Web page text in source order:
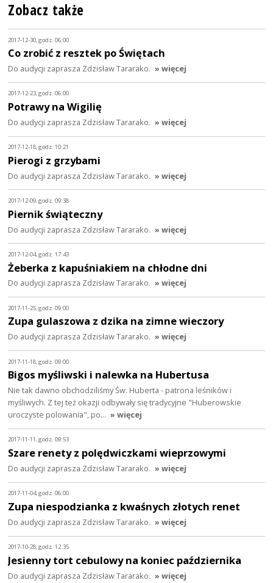
Zobacz także
2017-12-30, godz. 06:00
Co zrobić z resztek po Świętach
Do audycji zaprasza Zdzisław Tararako. » więcej
2017-12-23, godz. 06:00
Potrawy na Wigilię
Do audycji zaprasza Zdzisław Tararako. » więcej
2017-12-18, godz. 10:21
Pierogi z grzybami
Do audycji zaprasza Zdzisław Tararako. » więcej
2017-12-09, godz. 09:38
Piernik świąteczny
Do audycji zaprasza Zdzisław Tararako. » więcej
2017-12-04, godz. 17:43
Żeberka z kapuśniakiem na chłodne dni
Do audycji zaprasza Zdzisław Tararako. » więcej
2017-11-25, godz. 09:00
Zupa gulaszowa z dzika na zimne wieczory
Do audycji zaprasza Zdzisław Tararako. » więcej
2017-11-18, godz. 09:00
Bigos myśliwski i nalewka na Hubertusa
Nie tak dawno obchodziliśmy Św. Huberta - patrona leśników i
myśliwych. Z tej też okazji odbywały się tradycyjne "Huberowskie
uroczyste polowania", po… » więcej
2017-11-11, godz. 09:53
Szare renety z polędwiczkami wieprzowymi
Do audycji zaprasza Zdzisław Tararako. » więcej
2017-11-04, godz. 06:00
Zupa niespodzianka z kwaśnych złotych renet
Do audycji zaprasza Zdzisław Tararako. » więcej
2017-10-28, godz. 12:35
Jesienny tort cebulowy na koniec października
Do audycji zaprasza Zdzisław Tararako. » więcej